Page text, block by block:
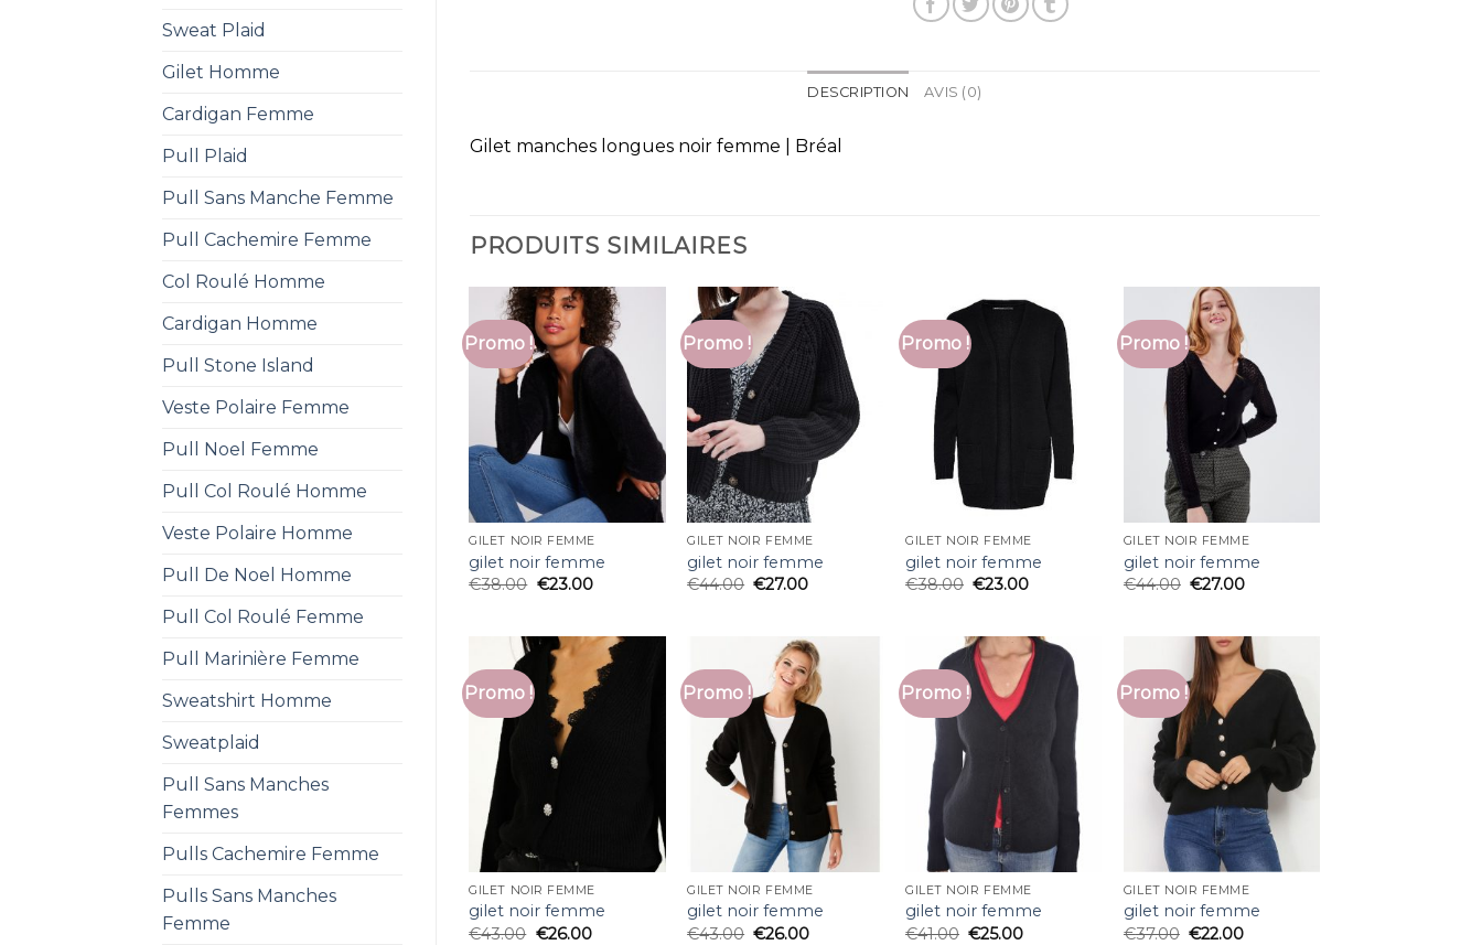
Sweat Plaid
Gilet Homme
Cardigan Femme
Pull Plaid
Pull Sans Manche Femme
Pull Cachemire Femme
Col Roulé Homme
Cardigan Homme
Pull Stone Island
Veste Polaire Femme
Pull Noel Femme
Pull Col Roulé Homme
Veste Polaire Homme
Pull De Noel Homme
Pull Col Roulé Femme
Pull Marinière Femme
Sweatshirt Homme
Sweatplaid
Pull Sans Manches
Femmes
Pulls Cachemire Femme
Pulls Sans Manches
Femme
DESCRIPTION AVIS (0)
Gilet manches longues noir femme | Bréal
PRODUITS SIMILAIRES
Promo !
GILET NOIR FEMME
gilet noir femme
€38.00 €23.00
Promo !
GILET NOIR FEMME
gilet noir femme
€44.00 €27.00
Promo !
GILET NOIR FEMME
gilet noir femme
€38.00 €23.00
Promo !
GILET NOIR FEMME
gilet noir femme
€44.00 €27.00
Promo !
GILET NOIR FEMME
gilet noir femme
€43.00 €26.00
Promo !
GILET NOIR FEMME
gilet noir femme
€43.00 €26.00
Promo !
GILET NOIR FEMME
gilet noir femme
€41.00 €25.00
Promo !
GILET NOIR FEMME
gilet noir femme
€37.00 €22.00